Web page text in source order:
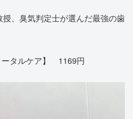
、臭気判定士が選んだ最強の歯
ータルケア】 1169円